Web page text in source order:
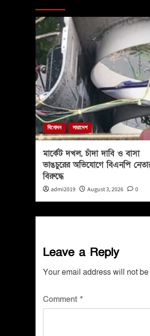
বিনোদন সারাদেশ
মার্কেট দখল, চাঁদা দাবি ও বাসা
ভাঙচুরের অভিযোগে বিএনপি
বিরুদ্ধে
admi2019 August 3, 2026 0
Leave a Reply
Your email address will not
Comment *